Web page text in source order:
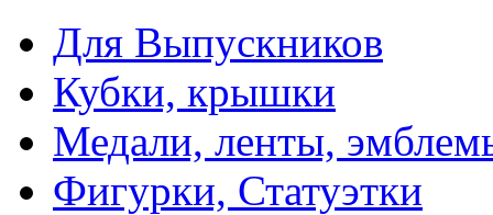
Для Выпускников
Кубки, крышки
Медали, ленты,
Фигурки, Статуэтки